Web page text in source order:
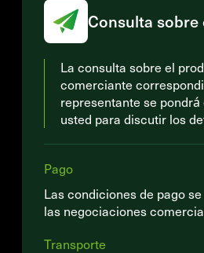
Consulta
La consulta sobre el
comerciante
representante se
usted para discutir los
Pago
Las condiciones de pago
las negociaciones
Transporte